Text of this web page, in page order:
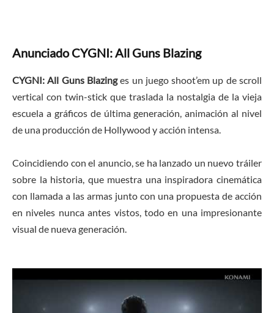
Anunciado CYGNI: All Guns Blazing
CYGNI: All Guns Blazinges un juego shoot’em up de scroll
vertical con twin-stick que traslada la nostalgia de la vieja
escuela a gráficos de última generación, animación al nivel
de una producción de Hollywood y acción intensa.
Coincidiendo con el anuncio, se ha lanzado un nuevo tráiler
sobre la historia, que muestra una inspiradora cinemática
con llamada a las armas junto con una propuesta de acción
en niveles nunca antes vistos, todo en una impresionante
visual de nueva generación.